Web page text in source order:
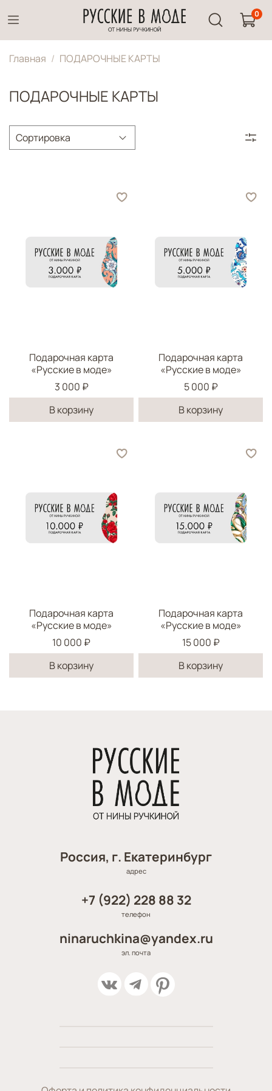
0
Главная ПОДАРОЧНЫЕ КАРТЫ
ПОДАРОЧНЫЕ КАРТЫ
Подарочная карта
«Русские в моде»
3 000 ₽
В корзину
Подарочная карта
«Русские в моде»
5 000 ₽
В корзину
Подарочная карта
«Русские в моде»
10 000 ₽
В корзину
Подарочная карта
«Русские в моде»
15 000 ₽
В корзину
Россия, г. Екатеринбург
адрес
+7 (922) 228 88 32
телефон
ninaruchkina@yandex.ru
эл. почта